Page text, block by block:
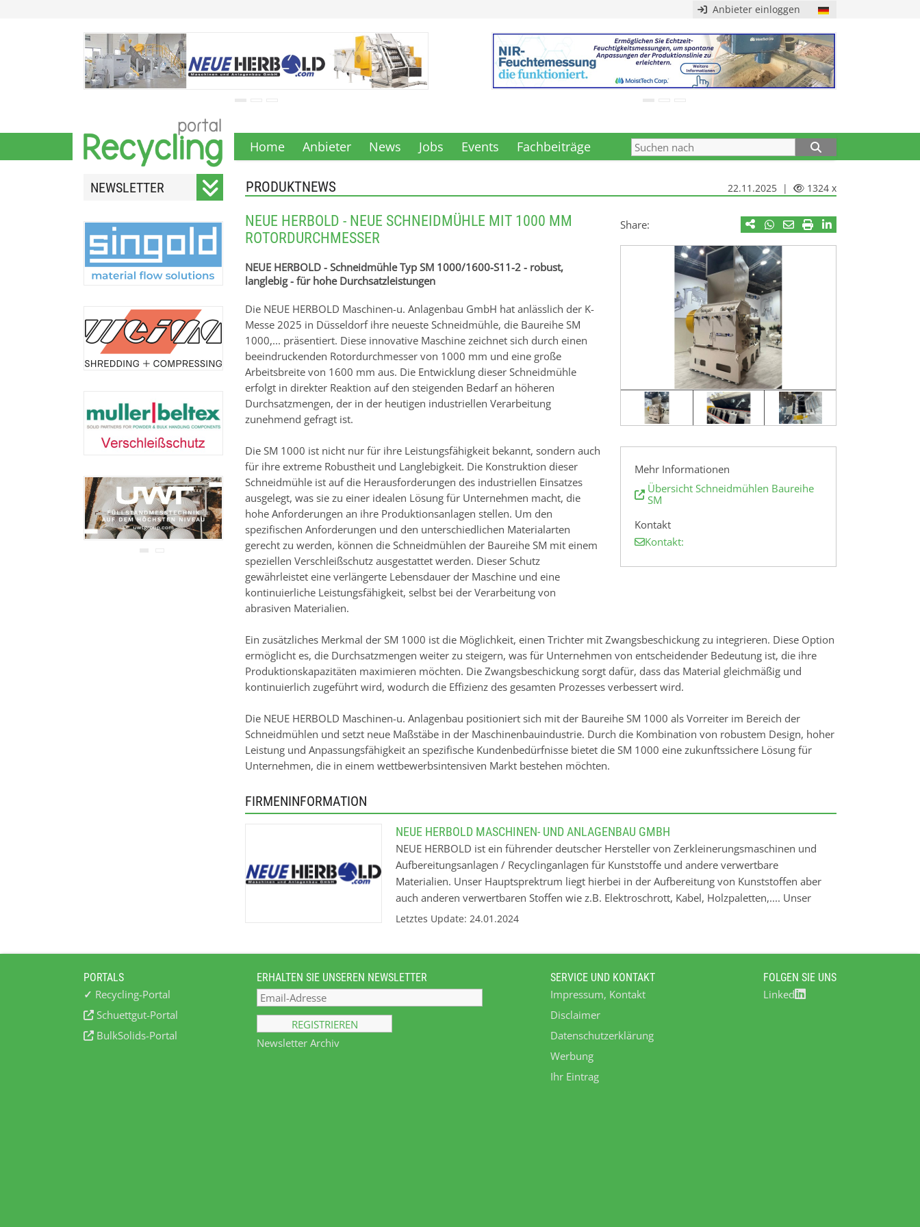
Anbieter einloggen
Home Anbieter News Jobs Events Fachbeiträge
NEWSLETTER
unseren monatlichen
Newsletter.
Ihre Adresse wird nicht an
Dritte weitergegeben.
Zu unserenDatenschutz-
Bestimmungen.
PRODUKTNEWS 22.11.2025 | 1324 x
Share:
Mehr Informationen
Übersicht Schneidmühlen Baureihe
SM
Kontakt
Kontakt:
NEUE HERBOLD - NEUE SCHNEIDMÜHLE MIT 1000 MM
ROTORDURCHMESSER
NEUE HERBOLD - Schneidmühle Typ SM 1000/1600-S11-2 - robust,
langlebig - für hohe Durchsatzleistungen
Die NEUE HERBOLD Maschinen-u. Anlagenbau GmbH hat anlässlich der K-
Messe 2025 in Düsseldorf ihre neueste Schneidmühle, die Baureihe SM
1000,... präsentiert. Diese innovative Maschine zeichnet sich durch einen
beeindruckenden Rotordurchmesser von 1000 mm und eine große
Arbeitsbreite von 1600 mm aus. Die Entwicklung dieser Schneidmühle
erfolgt in direkter Reaktion auf den steigenden Bedarf an höheren
Durchsatzmengen, der in der heutigen industriellen Verarbeitung
zunehmend gefragt ist.
Die SM 1000 ist nicht nur für ihre Leistungsfähigkeit bekannt, sondern auch
für ihre extreme Robustheit und Langlebigkeit. Die Konstruktion dieser
Schneidmühle ist auf die Herausforderungen des industriellen Einsatzes
ausgelegt, was sie zu einer idealen Lösung für Unternehmen macht, die
hohe Anforderungen an ihre Produktionsanlagen stellen. Um den
spezifischen Anforderungen und den unterschiedlichen Materialarten
gerecht zu werden, können die Schneidmühlen der Baureihe SM mit einem
speziellen Verschleißschutz ausgestattet werden. Dieser Schutz
gewährleistet eine verlängerte Lebensdauer der Maschine und eine
kontinuierliche Leistungsfähigkeit, selbst bei der Verarbeitung von
abrasiven Materialien.
Ein zusätzliches Merkmal der SM 1000 ist die Möglichkeit, einen Trichter mit Zwangsbeschickung zu integrieren. Diese Option
ermöglicht es, die Durchsatzmengen weiter zu steigern, was für Unternehmen von entscheidender Bedeutung ist, die ihre
Produktionskapazitäten maximieren möchten. Die Zwangsbeschickung sorgt dafür, dass das Material gleichmäßig und
kontinuierlich zugeführt wird, wodurch die Effizienz des gesamten Prozesses verbessert wird.
Die NEUE HERBOLD Maschinen-u. Anlagenbau positioniert sich mit der Baureihe SM 1000 als Vorreiter im Bereich der
Schneidmühlen und setzt neue Maßstäbe in der Maschinenbauindustrie. Durch die Kombination von robustem Design, hoher
Leistung und Anpassungsfähigkeit an spezifische Kundenbedürfnisse bietet die SM 1000 eine zukunftssichere Lösung für
Unternehmen, die in einem wettbewerbsintensiven Markt bestehen möchten.
FIRMENINFORMATION
NEUE HERBOLD MASCHINEN- UND ANLAGENBAU GMBH
NEUE HERBOLD ist ein führender deutscher Hersteller von Zerkleinerungsmaschinen und
Aufbereitungsanlagen / Recyclinganlagen für Kunststoffe und andere verwertbare
Materialien. Unser Hauptsprektrum liegt hierbei in der Aufbereitung von Kunststoffen aber
auch anderen verwertbaren Stoffen wie z.B. Elektroschrott, Kabel, Holzpaletten,.... Unser
Produktionsprogramm umfasst hierbei das gesamte Spektrum der Zerkleinerungstechnik
Zerkleinerung durch Zugabe von Wasser (oder auch teilweise Lauge) in unseren
Waschanlagen aufbereitet. Hier stehen unter anderem komplette speziell für den
Kundenbedarf zusammengestellte Anlagen zur Verfügung oder natürlich auch die
entsprechenden Einzelaggregate als Ergänzung oder zur Optimierung der bestehenden
Kundenanlagen zur Verfügung. (wie z.B. Nassschneidmühlen, Trenntank (Schwimm/Sink
Tank), Friktionsabscheider, Friktionswäscher, Intensivwäscher, Trocknungszentrifugen,
thermische Trockner, Entwässerungsschnecken, Einweichschnecken,...) Unseren Kunden
Letztes Update: 24.01.2024
PORTALS
✓ Recycling-Portal
Schuettgut-Portal
BulkSolids-Portal
ERHALTEN SIE UNSEREN NEWSLETTER
Newsletter Archiv
SERVICE UND KONTAKT
Impressum, Kontakt
Disclaimer
Datenschutzerklärung
Werbung
Ihr Eintrag
FOLGEN SIE UNS
Linked